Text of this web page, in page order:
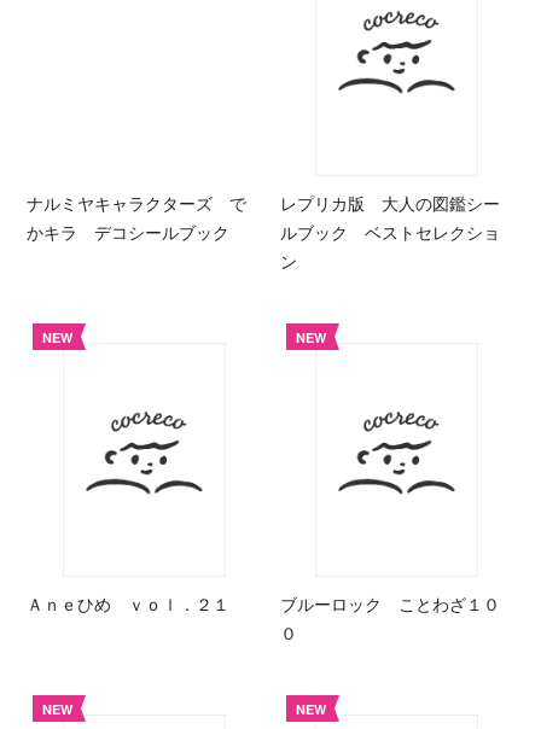
ナルミヤキャラクターズ で
かキラ デコシールブック
レプリカ版 大人の図鑑シー
ルブック ベストセレクショ
ン
NEW
Ａｎｅひめ ｖｏｌ．２１
NEW
ブルーロック ことわざ１０
０
NEW NEW